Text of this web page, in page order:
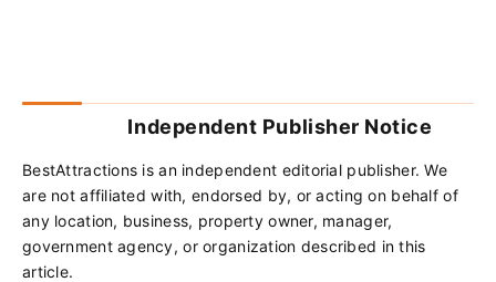
Independent Publisher Notice
BestAttractions is an independent editorial publisher. We
are not affiliated with, endorsed by, or acting on behalf of
any location, business, property owner, manager,
government agency, or organization described in this
article.